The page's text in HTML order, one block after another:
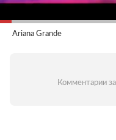
Ariana Grande
Комментарии